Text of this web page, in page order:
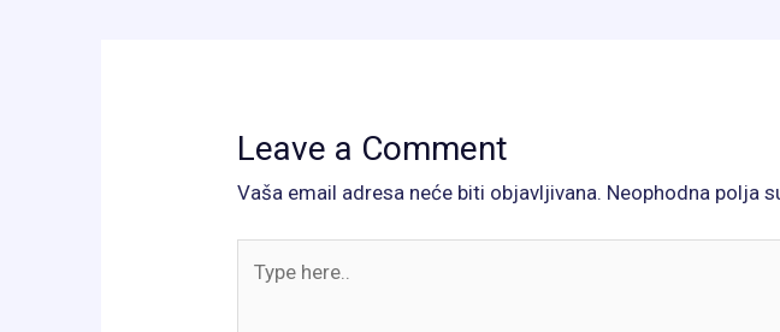
Leave a Comment
Vaša email adresa neće biti objavljivana. Neophodna polja
here..